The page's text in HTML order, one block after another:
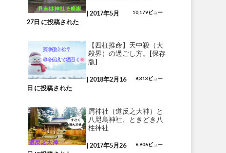
10,179ビュー
|2017年5月
27日 に投稿された
【四柱推命】天中殺（大
殺界）の過ごし方。[保存
版]
8,313ビュー
|2018年2月16
日 に投稿された
屑神社（道反之大神）と
八咫烏神社、ときどき八
柱神社
6,906ビュー
|2017年5月26